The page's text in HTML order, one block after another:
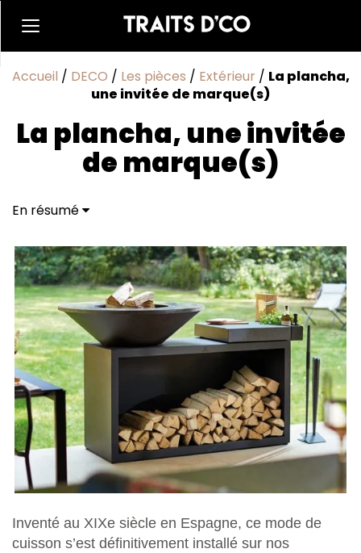
Accueil / DECO / Les pièces / Extérieur / La plancha,
une invitée de marque(s)
La plancha, une invitée
de marque(s)
En résumé
Inventé au XIXe siècle en Espagne, ce mode de
cuisson s’est définitivement installé sur nos